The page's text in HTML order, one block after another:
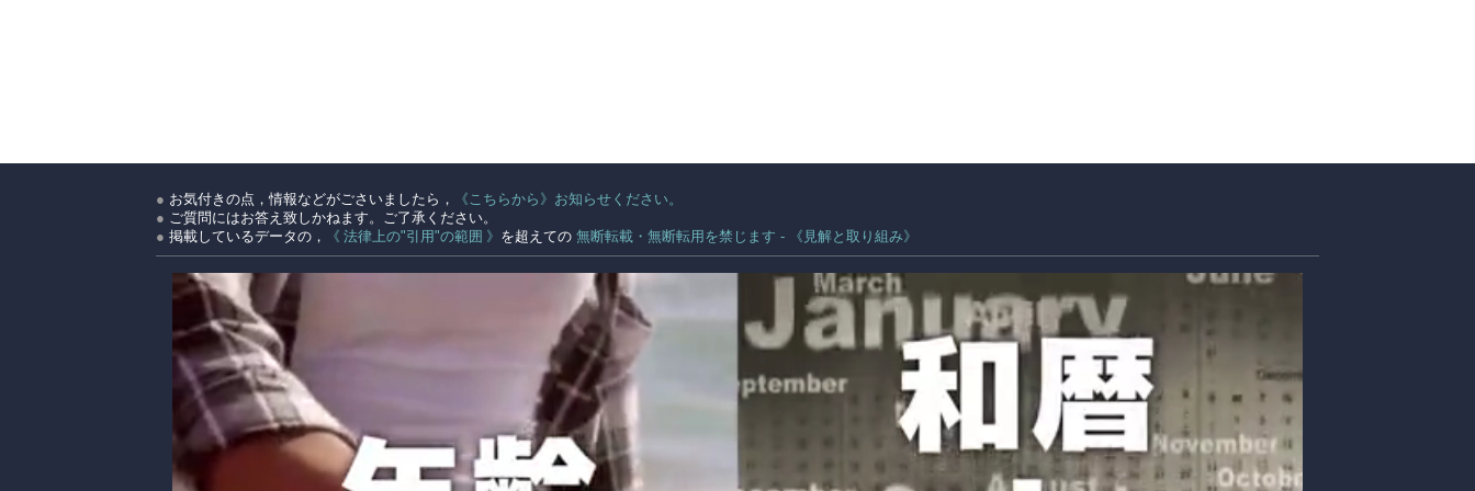
● お気付きの点，情報などがごさいましたら，
《こちらから》お知らせください。
● ご質問にはお答え致しかねます。ご了承ください。
● 掲載しているデータの， 《 法律上の"引用"の範囲 》 を超えての 無断転載・無断転用を禁じます - 《見解と取り組み》